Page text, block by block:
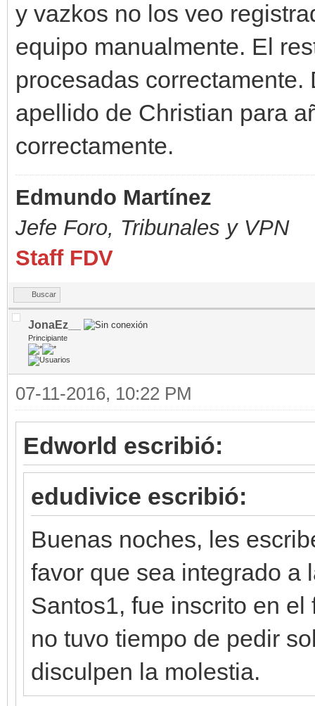
y vazkos no los veo
equipo manualmente. El
procesadas
apellido de Christian para
correctamente.
Edmundo Martínez
Jefe Foro, Tribunales y VPN
Staff FDV
Buscar
JonaEz__
Principiante
07-11-2016, 10:22 PM
Edworld escribió:
edudivice escribió:
Buenas noches, les
favor que sea integrado a
Santos1, fue inscrito en
no tuvo tiempo de pedir
disculpen la molestia.